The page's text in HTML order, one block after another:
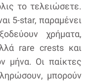
το τελειώσετε.
5-star, παραμένει
χρήματα,
rare crests και
μήνα. Οι παίκτες
μπορούν